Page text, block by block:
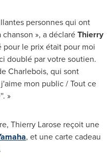
personnes qui ont
», a déclaréThierry
le prix était pour moi
doublé par votre soutien.
Charlebois, qui sont
mon public / Tout ce
»
Thierry Larose reçoit une
, et une carte cadeau
.